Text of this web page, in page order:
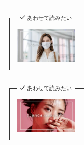
あわせて読みたい
あわせて読みたい